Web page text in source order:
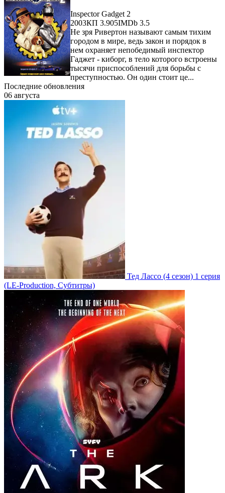
Inspector Gadget 2
2003КП 3.905IMDb 3.5
Не зря Ривертон называют самым тихим
городом в мире, ведь закон и порядок в
нем охраняет непобедимый инспектор
Гаджет - киборг, в тело которого встроены
тысячи приспособлений для борьбы с
преступностью. Он один стоит це...
Последние обновления
06 августа
Тед Лассо (4 сезон) 1 серия
(LE-Production, Субтитры)